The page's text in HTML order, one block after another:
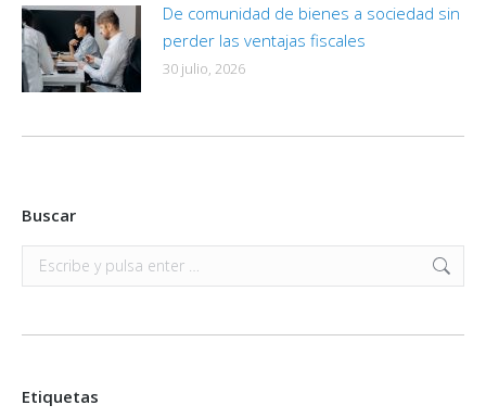
De comunidad de bienes a sociedad sin
perder las ventajas fiscales
30 julio, 2026
Buscar
Buscar:
Etiquetas